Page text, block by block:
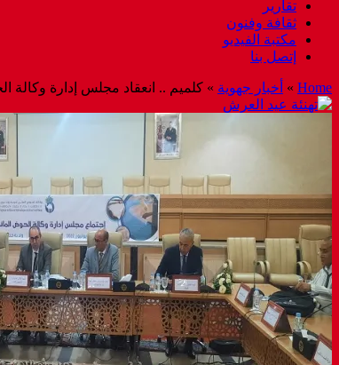
تقارير
ثقافة وفنون
مكتبة الفيديو
إتصل بنا
Home
» أخبار جهوية » كلميم .. انعقاد مجلس إدارة وكالة